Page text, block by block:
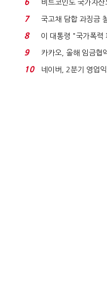
6
비트코인도 국가자
처분' 기준은 ...
7
국고채 담합 과징금
금 폭탄' 우려...
8
이 대통령 "국가폭
적극적 조사로 진...
9
카카오, 올해 임금협
6.3% 인상·격려...
10
네이버, 2분기 영업